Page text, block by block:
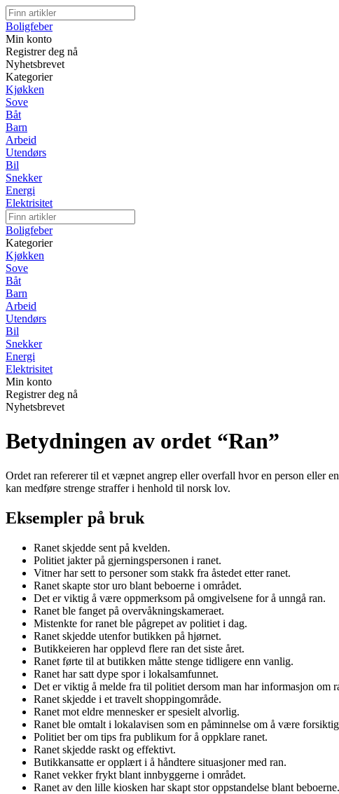
Boligfeber
Min konto
Registrer deg nå
Nyhetsbrevet
Kategorier
Kjøkken
Sove
Båt
Barn
Arbeid
Utendørs
Bil
Snekker
Energi
Elektrisitet
Boligfeber
Kategorier
Kjøkken
Sove
Båt
Barn
Arbeid
Utendørs
Bil
Snekker
Energi
Elektrisitet
Min konto
Registrer deg nå
Nyhetsbrevet
Betydningen av ordet “Ran”
Ordet ran refererer til et væpnet angrep eller overfall hvor en person eller
kan medføre strenge straffer i henhold til norsk lov.
Eksempler på bruk
Ranet skjedde sent på kvelden.
Politiet jakter på gjerningspersonen i ranet.
Vitner har sett to personer som stakk fra åstedet etter ranet.
Ranet skapte stor uro blant beboerne i området.
Det er viktig å være oppmerksom på omgivelsene for å unngå ran.
Ranet ble fanget på overvåkningskameraet.
Mistenkte for ranet ble pågrepet av politiet i dag.
Ranet skjedde utenfor butikken på hjørnet.
Butikkeieren har opplevd flere ran det siste året.
Ranet førte til at butikken måtte stenge tidligere enn vanlig.
Ranet har satt dype spor i lokalsamfunnet.
Det er viktig å melde fra til politiet dersom man har informasjon om
Ranet skjedde i et travelt shoppingområde.
Ranet mot eldre mennesker er spesielt alvorlig.
Ranet ble omtalt i lokalavisen som en påminnelse om å være
Politiet ber om tips fra publikum for å oppklare ranet.
Ranet skjedde raskt og effektivt.
Butikkansatte er opplært i å håndtere situasjoner med ran.
Ranet vekker frykt blant innbyggerne i området.
Ranet av den lille kiosken har skapt stor oppstandelse blant beboerne.